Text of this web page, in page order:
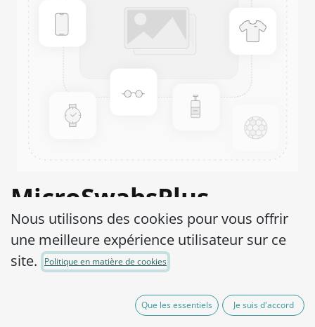
MicroSwabsPlus
Shigella sonnei ATCC®
25931™
hors TVA
Nous utilisons des cookies pour vous offrir
une meilleure expérience utilisateur sur ce
site.
Politique en matière de cookies
Que les essentiels Je suis d'accord